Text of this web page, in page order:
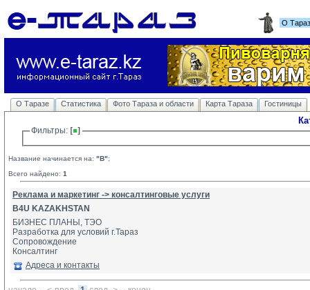
О
О Таразе Статистика Фото Тараза и области Карта Тараза Гостиницы
Фильтры:
Название начинается на: "B";
Всего найдено: 1
Реклама и маркетинг -> консалтинговые услуги
B4U KAZAKHSTAN
БИЗНЕС ПЛАНЫ, ТЭО
Разработка для условий г.Тараз
Сопровождение
Консалтинг
Адреса и контакты